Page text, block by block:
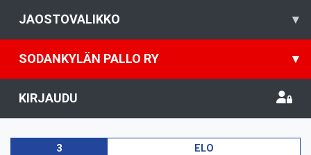
JAOSTOVALIKKO ▾
SODANKYLÄN PALLO RY ▾
KIRJAUDU
3 ELO